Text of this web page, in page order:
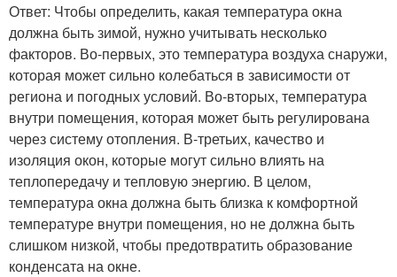
Ответ: Чтобы определить, какая температура окна
должна быть зимой, нужно учитывать несколько
факторов. Во-первых, это температура воздуха снаружи,
которая может сильно колебаться в зависимости от
региона и погодных условий. Во-вторых, температура
внутри помещения, которая может быть регулирована
через систему отопления. В-третьих, качество и
изоляция окон, которые могут сильно влиять на
теплопередачу и тепловую энергию. В целом,
температура окна должна быть близка к комфортной
температуре внутри помещения, но не должна быть
слишком низкой, чтобы предотвратить образование
конденсата на окне.